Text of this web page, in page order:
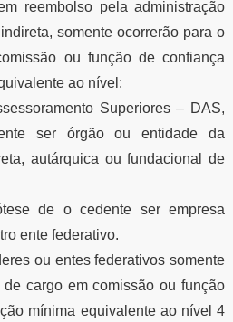
reembolso pela administração
somente ocorrerão para o
ou função de confiança
ao nível:
Superiores – DAS,
ser órgão ou entidade da
autárquica ou fundacional de
de o cedente ser empresa
ente federativo.
ou entes federativos somente
cargo em comissão ou função
mínima equivalente ao nível 4